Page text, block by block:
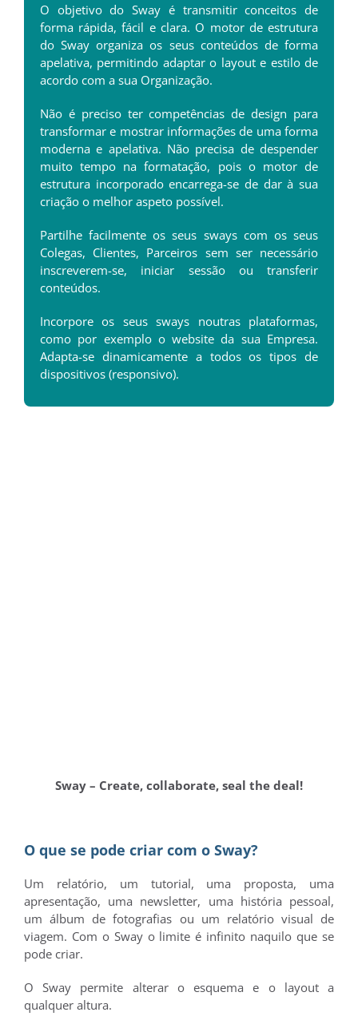
O objetivo do Sway é transmitir conceitos de
forma rápida, fácil e clara. O motor de estrutura
do Sway organiza os seus conteúdos de forma
apelativa, permitindo adaptar o layout e estilo de
acordo com a sua Organização.
Não é preciso ter competências de design para
transformar e mostrar informações de uma forma
moderna e apelativa. Não precisa de despender
muito tempo na formatação, pois o motor de
estrutura incorporado encarrega-se de dar à sua
criação o melhor aspeto possível.
Partilhe facilmente os seus sways com os seus
Colegas, Clientes, Parceiros sem ser necessário
inscreverem-se, iniciar sessão ou transferir
conteúdos.
Incorpore os seus sways noutras plataformas,
como por exemplo o website da sua Empresa.
Adapta-se dinamicamente a todos os tipos de
dispositivos (responsivo).
Sway – Create, collaborate, seal the deal!
O que se pode criar com o Sway?
Um relatório, um tutorial, uma proposta, uma
apresentação, uma newsletter, uma história pessoal,
um álbum de fotografias ou um relatório visual de
viagem. Com o Sway o limite é infinito naquilo que se
pode criar.
O Sway permite alterar o esquema e o layout a
qualquer altura.